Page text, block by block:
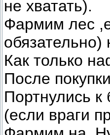
не хватать).
Фармим лес
обязательно)
Как только
После покупки
Портнулись
(если враги